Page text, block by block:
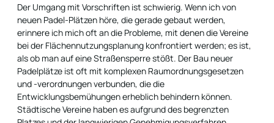
Der Umgang mit Vorschriften ist schwierig. Wenn ich von
neuen Padel-Plätzen höre, die gerade gebaut werden,
erinnere ich mich oft an die Probleme, mit denen die Vereine
bei der Flächennutzungsplanung konfrontiert werden; es ist,
als ob man auf eine Straßensperre stößt. Der Bau neuer
Padelplätze ist oft mit komplexen Raumordnungsgesetzen
und -verordnungen verbunden, die die
Entwicklungsbemühungen erheblich behindern können.
Städtische Vereine haben es aufgrund des begrenzten